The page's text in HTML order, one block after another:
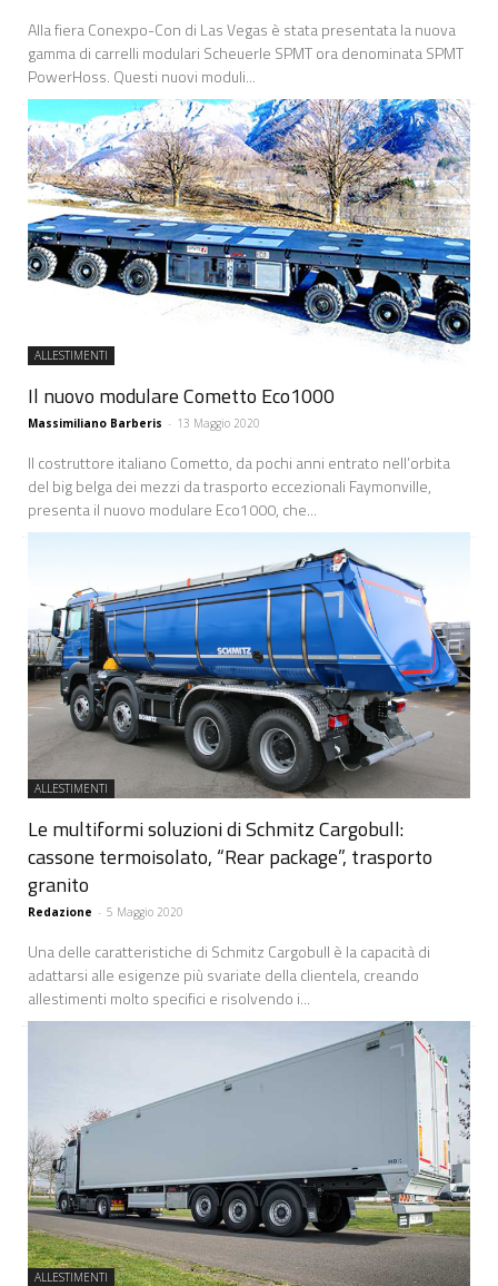
Alla fiera Conexpo-Con di Las Vegas è stata presentata la nuova
gamma di carrelli modulari Scheuerle SPMT ora denominata SPMT
PowerHoss. Questi nuovi moduli...
ALLESTIMENTI
Il nuovo modulare Cometto Eco1000
Massimiliano Barberis - 13 Maggio 2020
Il costruttore italiano Cometto, da pochi anni entrato nell’orbita
del big belga dei mezzi da trasporto eccezionali Faymonville,
presenta il nuovo modulare Eco1000, che...
ALLESTIMENTI
Le multiformi soluzioni di Schmitz Cargobull:
cassone termoisolato, “Rear package”, trasporto
granito
Redazione - 5 Maggio 2020
Una delle caratteristiche di Schmitz Cargobull è la capacità di
adattarsi alle esigenze più svariate della clientela, creando
allestimenti molto specifici e risolvendo i...
ALLESTIMENTI